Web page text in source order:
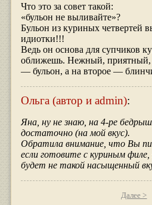
Что это за совет такой:
«бульон не выливайте»?
Бульон из куриных четвертей
идиотки!!!
Ведь он основа для супчиков
оближешь. Нежный, приятный,
— бульон, а на второе —
Ольга (автор и admin):
Яна, ну не знаю, на 4-ре
достаточно (на мой вкус).
Обратила внимание, что Вы
если готовите с куриным
будет не такой насыщенный
Далее >